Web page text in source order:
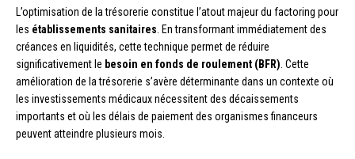
L’optimisation de la trésorerie constitue l’atout majeur du factoring pour
les établissements sanitaires . En transformant immédiatement des
créances en liquidités, cette technique permet de réduire
significativement le besoin en fonds de roulement (BFR) . Cette
amélioration de la trésorerie s’avère déterminante dans un contexte où
les investissements médicaux nécessitent des décaissements
importants et où les délais de paiement des organismes financeurs
peuvent atteindre plusieurs mois.